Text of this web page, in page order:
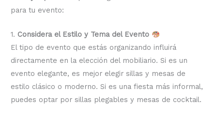
para tu evento:
1. Considera el Estilo y Tema del Evento
El tipo de evento que estás organizando influirá
directamente en la elección del mobiliario. Si es un
evento elegante, es mejor elegir sillas y mesas de
estilo clásico o moderno. Si es una fiesta más informal,
puedes optar por sillas plegables y mesas de cocktail.